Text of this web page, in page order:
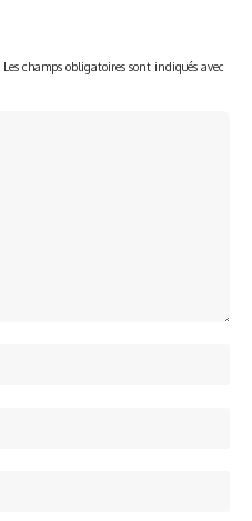
Les champs obligatoires sont indiqués avec